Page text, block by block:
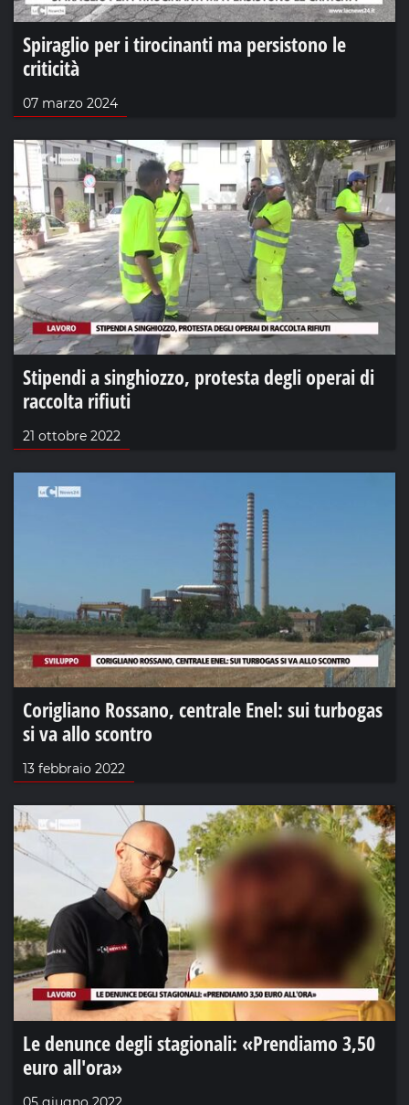
Spiraglio per i tirocinanti ma persistono le
criticità
07 marzo 2024
Stipendi a singhiozzo, protesta degli operai di
raccolta rifiuti
21 ottobre 2022
Corigliano Rossano, centrale Enel: sui turbogas
si va allo scontro
13 febbraio 2022
Le denunce degli stagionali: «Prendiamo 3,50
euro all'ora»